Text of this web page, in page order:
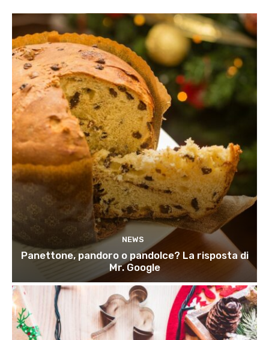
NEWS
Panettone, pandoro o pandolce? La risposta di
Mr. Google